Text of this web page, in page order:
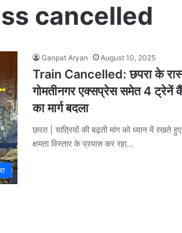
cancelled
Ganpat Aryan August 10, 2025
Train Cancelled: छपरा के
गोमतीनगर एक्सप्रेस समेत 4 ट्रेनें
का मार्ग बदला
छपरा | यात्रियों की बढ़ती मांग को ध्यान में रखते
क्षमता विस्तार के प्रयास कर रहा…